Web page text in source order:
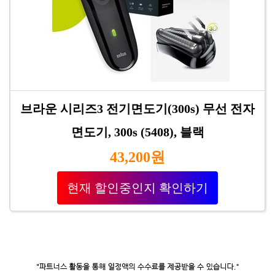
브라운 시리즈3 전기면도기(300s) 무선 전자
면도기, 300s (5408), 블랙
43,200원
현재 할인중인지 확인하기